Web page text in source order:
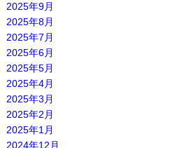
2025年9月
2025年8月
2025年7月
2025年6月
2025年5月
2025年4月
2025年3月
2025年2月
2025年1月
2024年12月